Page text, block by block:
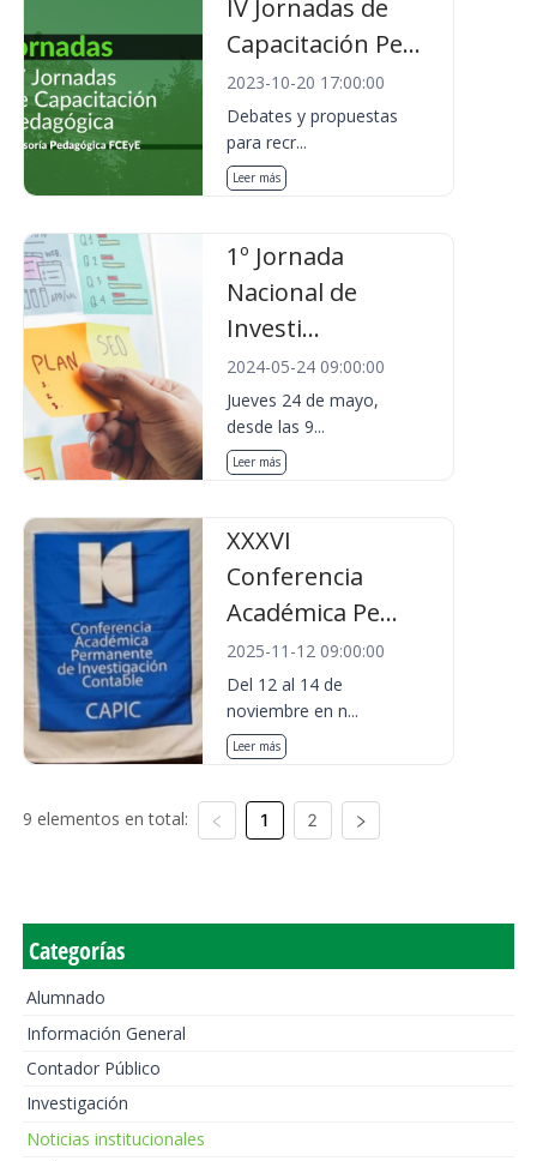
IV Jornadas de
Capacitación Pe...
2023-10-20 17:00:00
Debates y propuestas
para recr...
Leer más
1º Jornada
Nacional de
Investi...
2024-05-24 09:00:00
Jueves 24 de mayo,
desde las 9...
Leer más
XXXVI
Conferencia
Académica Pe...
2025-11-12 09:00:00
Del 12 al 14 de
noviembre en n...
Leer más
9 elementos en total: 1 2
Categorías
Alumnado
Información General
Contador Público
Investigación
Noticias institucionales